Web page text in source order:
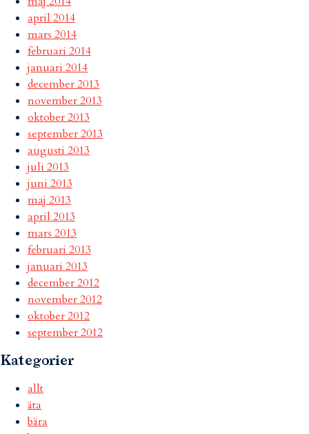
april 2014
mars 2014
februari 2014
januari 2014
december 2013
november 2013
oktober 2013
september 2013
augusti 2013
juli 2013
juni 2013
maj 2013
april 2013
mars 2013
februari 2013
januari 2013
december 2012
november 2012
oktober 2012
september 2012
Kategorier
allt
äta
bära